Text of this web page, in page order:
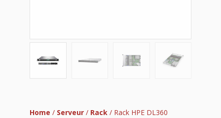
Home / Serveur / Rack / Rack HPE DL360